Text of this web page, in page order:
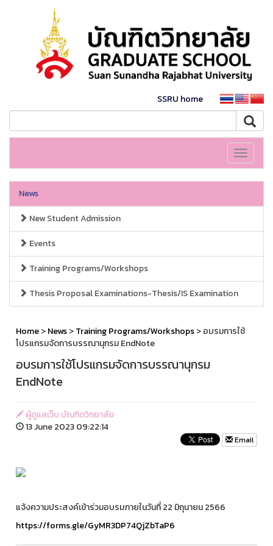
SSRU home
Toggle
News
New Student Admission
Events
Training Programs/Workshops
Thesis Proposal Examinations-Thesis/IS Examination
Home>News>Training Programs/Workshops> อบรมการใช้
โปรแกรมจัดการบรรณานุกรม EndNote
อบรมการใช้โปรแกรมจัดการบรรณานุกรม
EndNote
ผู้ดูแลเว็บ บัณฑิตวิทยาลัย
13 June 2023 09:22:14
Email
แจ้งความประสงค์เข้าร่วมอบรมภายในวันที่ 22 มิถุนายน 2566
https://forms.gle/GyMR3DP74QjZbTaP6